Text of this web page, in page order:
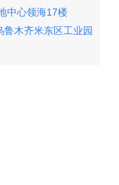
中心领海17楼
鲁木齐米东区工业园